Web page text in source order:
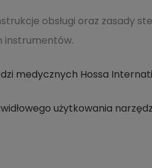
obsługi oraz zasady
instrumentów.
medycznych Hossa
użytkowania